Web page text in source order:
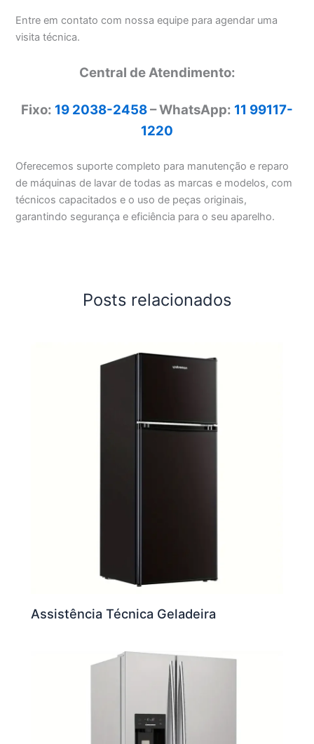
Entre em contato com nossa equipe para agendar uma
visita técnica.
Central de Atendimento:
Fixo: 19 2038-2458– WhatsApp: 11 99117-
1220
Oferecemos suporte completo para manutenção e reparo
de máquinas de lavar de todas as marcas e modelos, com
técnicos capacitados e o uso de peças originais,
garantindo segurança e eficiência para o seu aparelho.
Posts relacionados
Assistência Técnica Geladeira